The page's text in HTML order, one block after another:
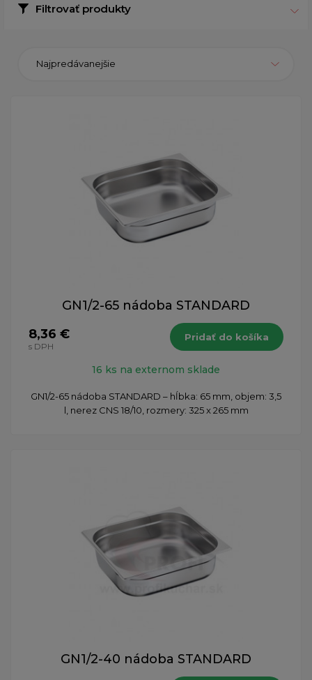
Filtrovať produkty
Najpredávanejšie
GN1/2-65 nádoba STANDARD
8,36 €
s DPH
Pridať do košíka
16 ks na externom sklade
GN1/2-65 nádoba STANDARD – hĺbka: 65 mm, objem: 3,5
l, nerez CNS 18/10, rozmery: 325 x 265 mm
GN1/2-40 nádoba STANDARD